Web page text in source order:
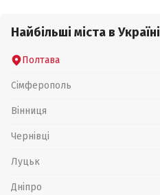
Найбільші міста в Україні
Полтава
Сімферополь
Вінниця
Чернівці
Луцьк
Дніпро